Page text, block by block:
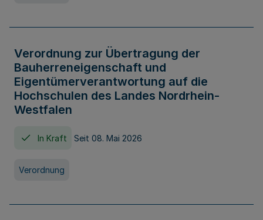
Verordnung zur Übertragung der
Bauherreneigenschaft und
Eigentümerverantwortung auf die
Hochschulen des Landes Nordrhein-
Westfalen
In Kraft Seit 08. Mai 2026
Verordnung